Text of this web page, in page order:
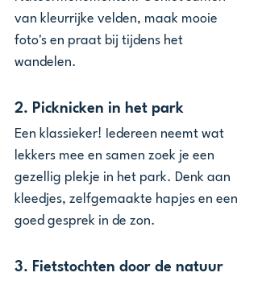
van kleurrijke velden, maak mooie
foto's en praat bij tijdens het
wandelen.
2. Picknicken in het park
Een klassieker! Iedereen neemt wat
lekkers mee en samen zoek je een
gezellig plekje in het park. Denk aan
kleedjes, zelfgemaakte hapjes en een
goed gesprek in de zon.
3. Fietstochten door de natuur